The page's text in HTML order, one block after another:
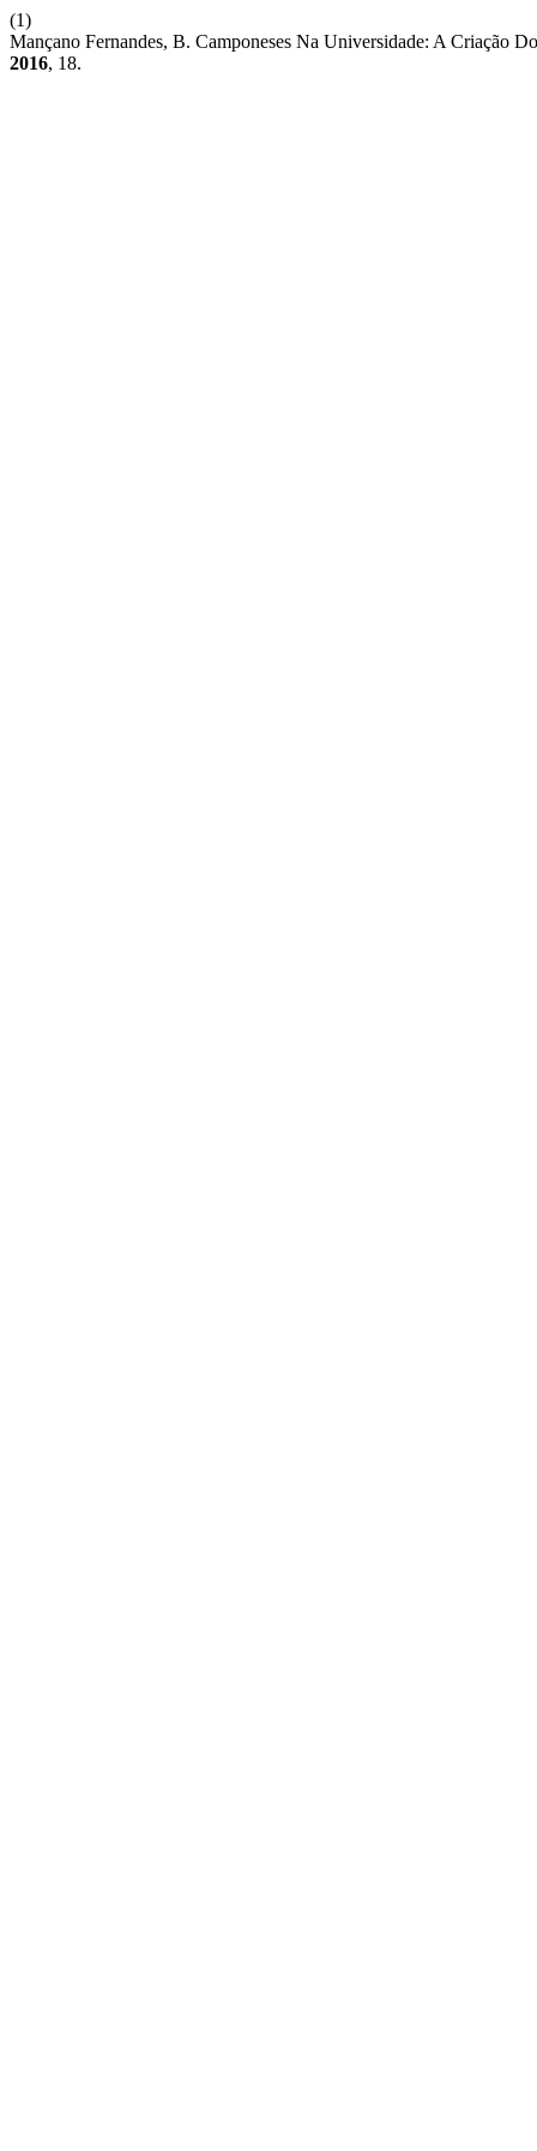
(1)
Mançano Fernandes, B. Camponeses Na Universidade: A Criação
2016, 18.